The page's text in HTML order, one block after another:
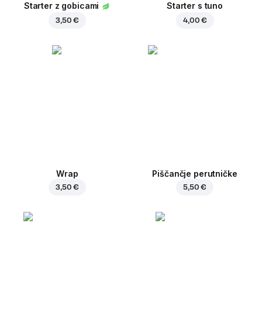
Starter z gobicami
3,50 €
Starter s tuno
4,00 €
Wrap
3,50 €
Piščančje perutničke
5,50 €